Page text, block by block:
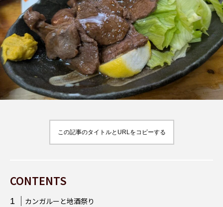
日本酒 中華料理 インドネシア料理
目黒 東京都 ネパール料理 渋谷
スパイス 辛い 東大門 韓国料理
韓国 ビール スパイス料理 宮崎県
この記事のタイトルとURLをコピーする
CONTENTS
カンガルーと地酒祭り